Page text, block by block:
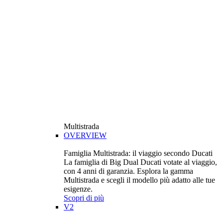
Multistrada
OVERVIEW
Famiglia Multistrada: il viaggio secondo Ducati
La famiglia di Big Dual Ducati votate al viaggio,
con 4 anni di garanzia. Esplora la gamma
Multistrada e scegli il modello più adatto alle tue
esigenze.
Scopri di più
V2